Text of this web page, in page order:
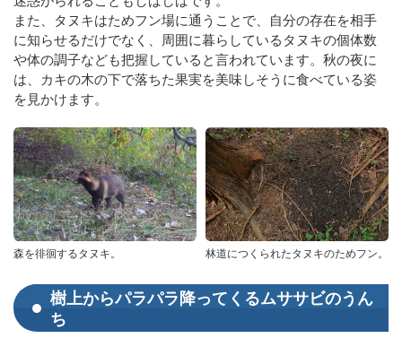
また、タヌキはためフン場に通うことで、自分の存在を相手
に知らせるだけでなく、周囲に暮らしているタヌキの個体数
や体の調子なども把握していると言われています。秋の夜に
は、カキの木の下で落ちた果実を美味しそうに食べている姿
を見かけます。
森を徘徊するタヌキ。 林道につくられたタヌキのためフン。
樹上からパラパラ降ってくるムササビのうん
ち